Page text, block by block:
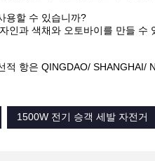
용할 수 있습니까?
인과 색채와 오토바이를 만들 수
항은 QINGDAO/ SHANGHAI/
1500W 전기 승객 세발 자전거